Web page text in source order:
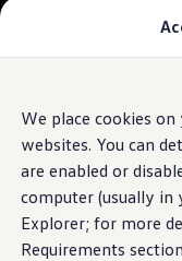
We place cookies
websites. You can
are enabled or
computer (usually in
Explorer; for more
Requirements
main
content
to
footer
售後推廣優
機油及潤滑
車輪與輪胎
車主有用資訊
故障
高田
擁有一輛